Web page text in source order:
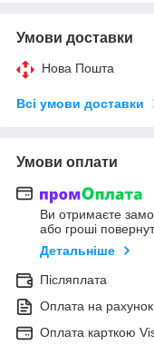
Умови доставки
Нова Пошта
Всі умови доставки
Умови оплати
Ви отримаєте
або гроші
Детальніше
Післяплата
Оплата на рахунок
Оплата карткою